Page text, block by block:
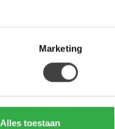
Marketing
Alles toestaan